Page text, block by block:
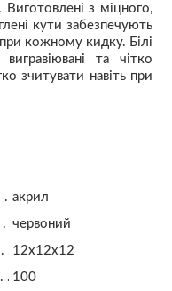
Виготовлені з міцного,
кути забезпечують
кожному кидку. Білі
та чітко
зчитувати навіть при
акрил
червоний
12х12х12
100